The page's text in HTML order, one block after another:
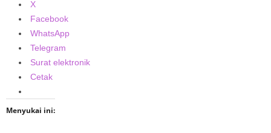
X
Facebook
WhatsApp
Telegram
Surat elektronik
Cetak
Menyukai ini: